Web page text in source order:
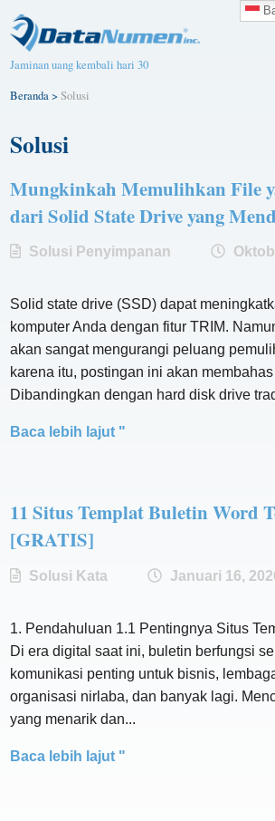
Jaminan uang kembali hari 30
Beranda>Solusi
Solusi
Mungkinkah Memulihkan File
dari Solid State Drive yang
Solusi Penyimpanan
Solid state drive (SSD) dapat
komputer Anda dengan fitur TRIM.
akan sangat mengurangi peluang
karena itu, postingan ini akan
Dibandingkan dengan hard disk drive
Baca lebih lajut "
11 Situs Templat Buletin Word
[GRATIS]
Solusi Kata Januari 16,
1. Pendahuluan 1.1 Pentingnya Situs
Di era digital saat ini, buletin berfungsi
komunikasi penting untuk bisnis,
organisasi nirlaba, dan banyak lagi.
yang menarik dan...
Baca lebih lajut "